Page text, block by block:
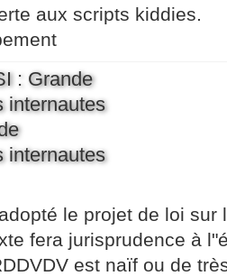
aux scripts kiddies.
: Grande
internautes
internautes
le projet de loi sur
fera jurisprudence à
est naïf ou de